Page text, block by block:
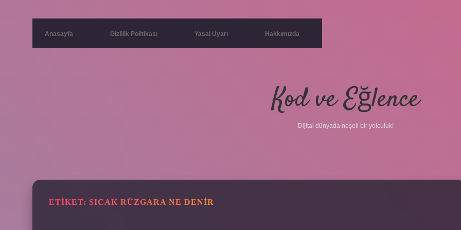
Anasayfa Gizlilik Politikası Yasal Uyarı Hakkımızda
Kod ve Eğlence
Dijital dünyada neşeli bir yolculuk!
ETIKET: SICAK RÜZGARA NE DENIR